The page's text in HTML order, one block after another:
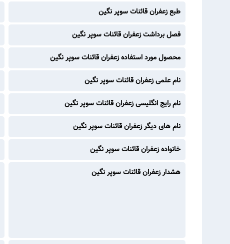
طبع زعفران قائنات سوپر نگین
فصل برداشت زعفران قائنات سوپر نگین
محصول مورد استفاده زعفران قائنات سوپر نگین
نام علمی زعفران قائنات سوپر نگین
نام رایج انگلیسی زعفران قائنات سوپر نگین
نام های دیگر زعفران قائنات سوپر نگین
خانواده زعفران قائنات سوپر نگین
هشدار زعفران قائنات سوپر نگین